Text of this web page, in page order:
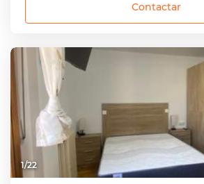
Contactar
1/22